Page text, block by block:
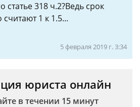
статье 318 ч.2?Ведь срок
1 к 1.5...
5 февраля 2019 г. 3:34
юриста онлайн
в течении 15 минут